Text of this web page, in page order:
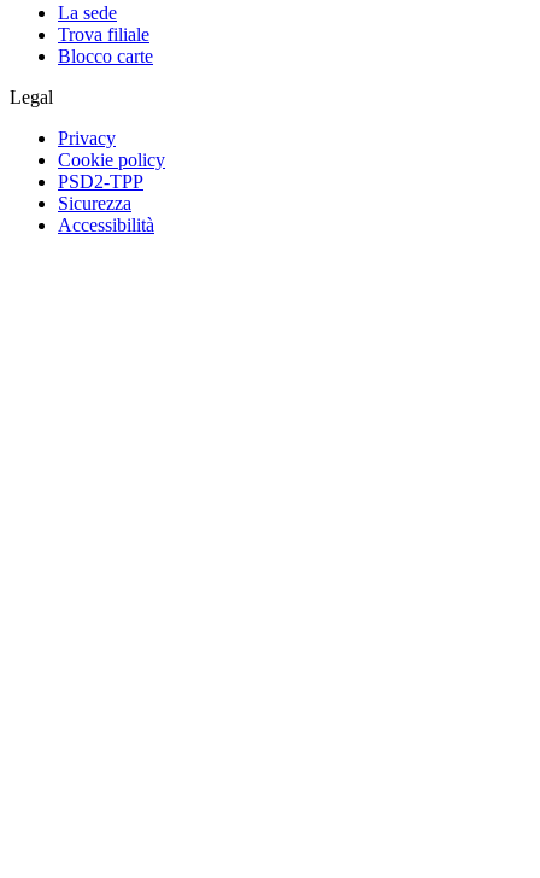
La sede
Trova filiale
Blocco carte
Legal
Privacy
Cookie policy
PSD2-TPP
Sicurezza
Accessibilità